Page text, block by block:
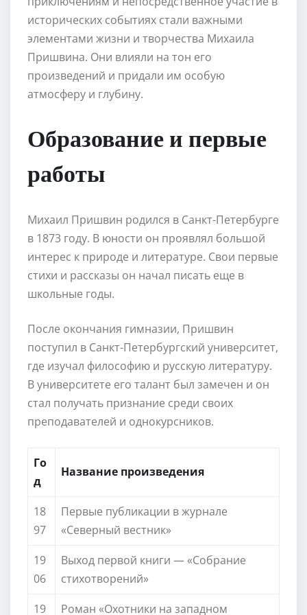
исторических событиях стали важными
элементами жизни и творчества Михаила
Пришвина. Они влияли на тон его
произведений и придали им особую
атмосферу и глубину.
Образование и первые
работы
Михаил Пришвин родился в Санкт-Петербурге
в 1873 году. В юности он проявлял большой
интерес к природе и литературе. Свои первые
стихи и рассказы он начал писать еще в
школьные годы.
После окончания гимназии, Пришвин
поступил в Санкт-Петербургский университет,
где изучал философию и русскую литературу.
В университете его талант был замечен и он
стал получать признание среди своих
преподавателей и однокурсников.
Го
д
Название произведения
18
97
Первые публикации в журнале
«Северный вестник»
19
06
Выход первой книги — «Собрание
стихотворений»
19
Роман «Охотники на западном